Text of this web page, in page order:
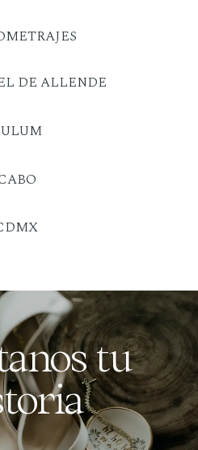
tu
DE ALLENDE